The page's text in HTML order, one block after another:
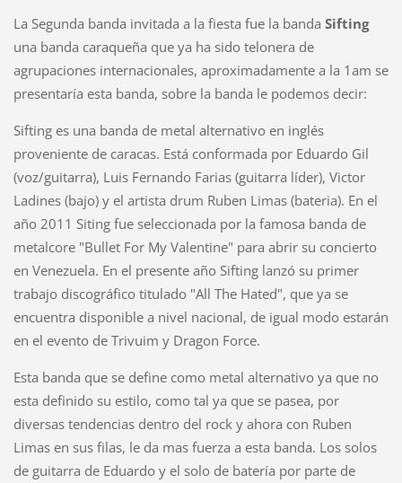
La Segunda banda invitada a la fiesta fue la banda Sifting
una banda caraqueña que ya ha sido telonera de
agrupaciones internacionales, aproximadamente a la 1am se
presentaría esta banda, sobre la banda le podemos decir:
Sifting es una banda de metal alternativo en inglés
proveniente de caracas. Está conformada por Eduardo Gil
(voz/guitarra), Luis Fernando Farias (guitarra líder), Victor
Ladines (bajo) y el artista drum Ruben Limas (bateria). En el
año 2011 Siting fue seleccionada por la famosa banda de
metalcore "Bullet For My Valentine" para abrir su concierto
en Venezuela. En el presente año Sifting lanzó su primer
trabajo discográfico titulado "All The Hated", que ya se
encuentra disponible a nivel nacional, de igual modo estarán
en el evento de Trivuim y Dragon Force.
Esta banda que se define como metal alternativo ya que no
esta definido su estilo, como tal ya que se pasea, por
diversas tendencias dentro del rock y ahora con Ruben
Limas en sus filas, le da mas fuerza a esta banda. Los solos
de guitarra de Eduardo y el solo de batería por parte de